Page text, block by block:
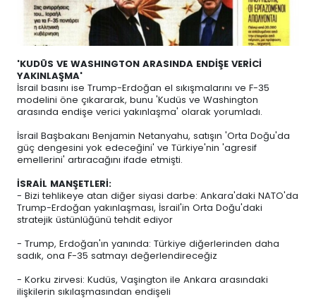
'KUDÜS VE WASHINGTON ARASINDA ENDİŞE VERİCİ
YAKINLAŞMA'
İsrail basını ise Trump-Erdoğan el sıkışmalarını ve F-35
modelini öne çıkararak, bunu 'Kudüs ve Washington
arasında endişe verici yakınlaşma' olarak yorumladı.
İsrail Başbakanı Benjamin Netanyahu, satışın 'Orta Doğu'da
güç dengesini yok edeceğini' ve Türkiye'nin 'agresif
emellerini' artıracağını ifade etmişti.
İSRAİL MANŞETLERİ:
- Bizi tehlikeye atan diğer siyasi darbe: Ankara'daki NATO'da
Trump-Erdoğan yakınlaşması, İsrail'in Orta Doğu'daki
stratejik üstünlüğünü tehdit ediyor
- Trump, Erdoğan'ın yanında: Türkiye diğerlerinden daha
sadık, ona F-35 satmayı değerlendireceğiz
- Korku zirvesi: Kudüs, Vaşington ile Ankara arasındaki
ilişkilerin sıkılaşmasından endişeli